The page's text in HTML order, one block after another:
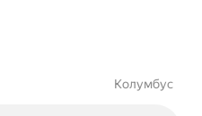
Колумбус